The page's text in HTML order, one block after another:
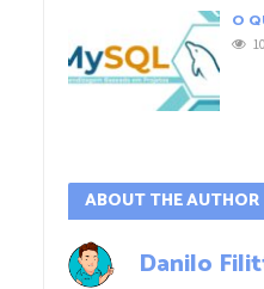
O
ABOUT THE AUTHOR
Danilo